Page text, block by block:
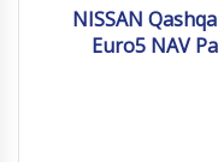
NISSAN
Euro5 NAV